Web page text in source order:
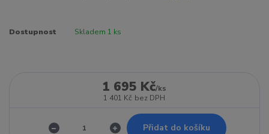
Dostupnost Skladem 1 ks
1 695 Kč/ks
1 401 Kč bez DPH
Přidat do košíku